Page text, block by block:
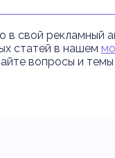
свой рекламный
статей в нашем
вопросы и